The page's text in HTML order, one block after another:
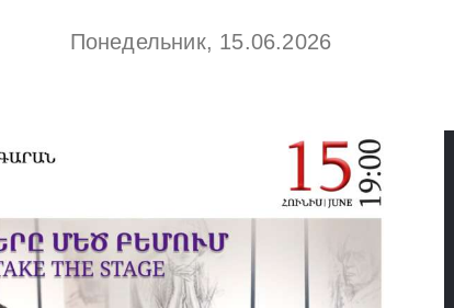
Понедельник, 15.06.2026